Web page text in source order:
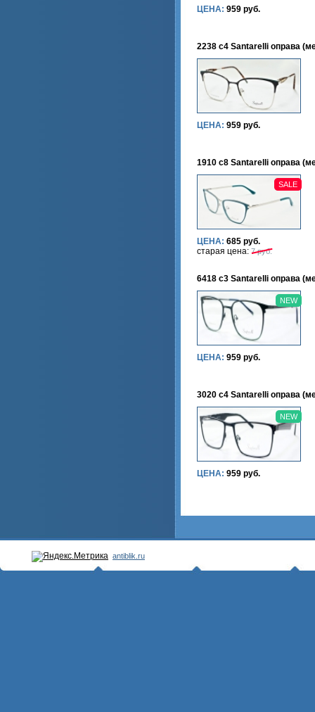
ЦЕНА: 959 руб.
2238 c4 Santarelli оправа
ЦЕНА: 959 руб.
1910 c8 Santarelli оправа
SALE
ЦЕНА: 685 руб.
старая цена: 7 руб.
6418 c3 Santarelli оправа
NEW
ЦЕНА: 959 руб.
3020 c4 Santarelli оправа
NEW
ЦЕНА: 959 руб.
antiblik.ru